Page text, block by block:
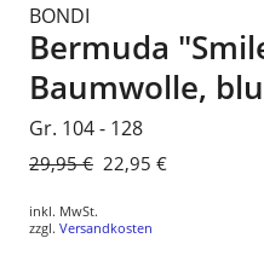
BONDI
Bermuda
Baumwolle,
Gr. 104 - 128
Normaler
29,95 € Sonderpreis
22,95 €
inkl. MwSt.
zzgl. Versandkosten